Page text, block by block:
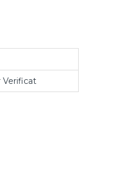
Verificat